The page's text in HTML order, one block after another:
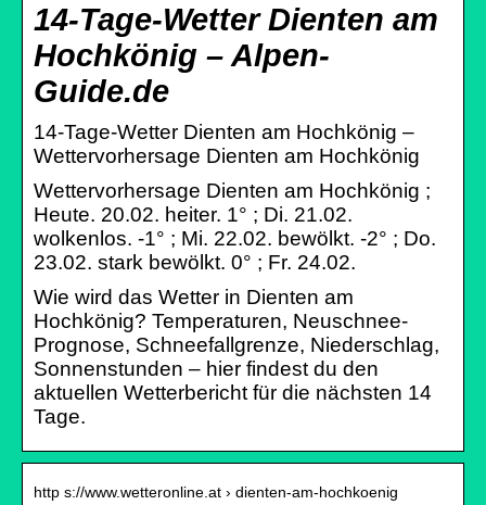
14-Tage-Wetter Dienten am
Hochkönig – Alpen-
Guide.de
14-Tage-Wetter Dienten am Hochkönig –
Wettervorhersage Dienten am Hochkönig
Wettervorhersage Dienten am Hochkönig ;
Heute. 20.02. heiter. 1° ; Di. 21.02.
wolkenlos. -1° ; Mi. 22.02. bewölkt. -2° ; Do.
23.02. stark bewölkt. 0° ; Fr. 24.02.
Wie wird das Wetter in Dienten am
Hochkönig? Temperaturen, Neuschnee-
Prognose, Schneefallgrenze, Niederschlag,
Sonnenstunden – hier findest du den
aktuellen Wetterbericht für die nächsten 14
Tage.
http s://www.wetteronline.at › dienten-am-hochkoenig